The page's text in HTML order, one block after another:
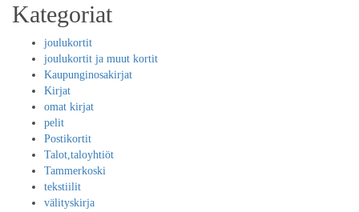
Kategoriat
joulukortit
joulukortit ja muut kortit
Kaupunginosakirjat
Kirjat
omat kirjat
pelit
Postikortit
Talot,taloyhtiöt
Tammerkoski
tekstiilit
välityskirja